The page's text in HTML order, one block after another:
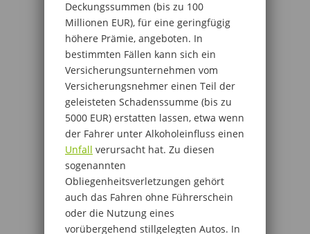
Deckungssummen (bis zu 100
Millionen EUR), für eine geringfügig
höhere Prämie, angeboten. In
bestimmten Fällen kann sich ein
Versicherungsunternehmen vom
Versicherungsnehmer einen Teil der
geleisteten Schadenssumme (bis zu
5000 EUR) erstatten lassen, etwa wenn
der Fahrer unter Alkoholeinfluss einen
Unfall verursacht hat. Zu diesen
sogenannten
Obliegenheitsverletzungen gehört
auch das Fahren ohne Führerschein
oder die Nutzung eines
vorübergehend stillgelegten Autos. In